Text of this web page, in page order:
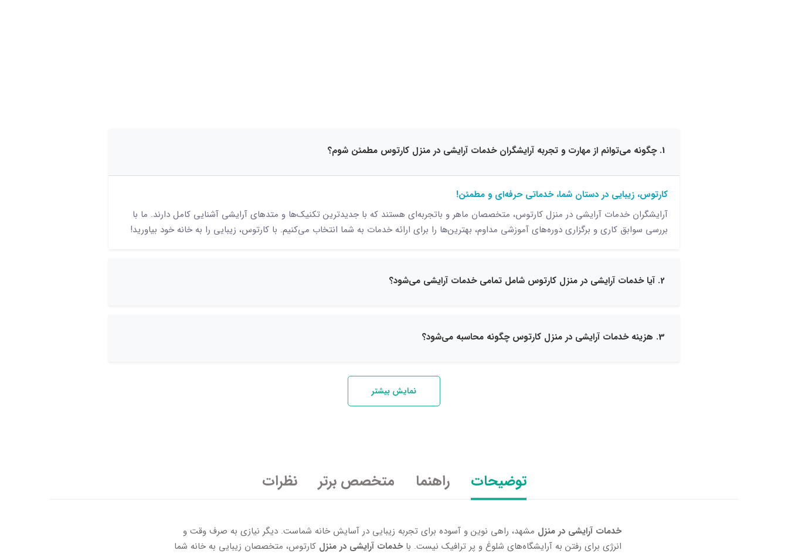
1. چگونه می‌توانم از مهارت و تجربه آرایشگران خدمات آرایشی در منزل کارتوس مطمئن شوم؟
کارتوس، زیبایی در دستان شما، خدماتی حرفه‌ای و مطمئن!
آرایشگران خدمات آرایشی در منزل کارتوس، متخصصان ماهر و باتجربه‌ای هستند که با جدیدترین تکنیک‌ها و متدهای آرایشی آشنایی کامل دارند. ما با
بررسی سوابق کاری و برگزاری دوره‌های آموزشی مداوم، بهترین‌ها را برای ارائه خدمات به شما انتخاب می‌کنیم. با کارتوس، زیبایی را به خانه خود بیاورید!
2. آیا خدمات آرایشی در منزل کارتوس شامل تمامی خدمات آرایشی می‌شود؟
3. هزینه خدمات آرایشی در منزل کارتوس چگونه محاسبه می‌شود؟
نمایش بیشتر
توضیحات راهنما متخصص برتر نظرات
خدمات آرایشی در منزل مشهد، راهی نوین و آسوده برای تجربه زیبایی در آسایش خانه شماست. دیگر نیازی به صرف وقت و
انرژی برای رفتن به آرایشگاه‌های شلوغ و پر ترافیک نیست. باخدمات آرایشی در منزل کارتوس، متخصصان زیبایی به خانه شما